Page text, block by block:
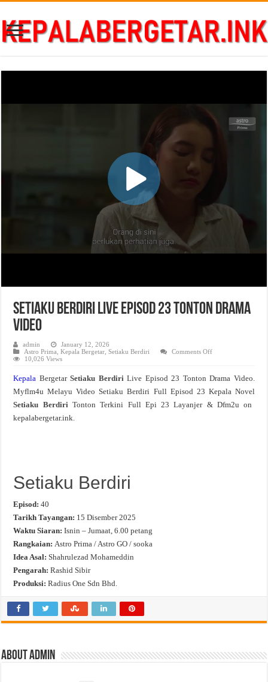
Setiaku Berdiri Live Episod 23 Tonton Drama
Video
admin
January 12, 2026
Astro Prima ,Kepala Bergetar ,Setiaku Berdiri Comments Offon
Episod
Tonton
Drama
Video
10,026 Views
Kepala BergetarSetiaku BerdiriLive Episod 23 Tonton Drama Video.
Myflm4u Melayu Video Setiaku Berdiri Full Episod 23 Kepala Novel
Setiaku Berdiri Tonton Terkini Full Epi 23 Layanjer & Dfm2u on
kepalabergetar.ink.
Setiaku Berdiri
Episod: 40
Tarikh Tayangan: 15 Disember 2025
Waktu Siaran: Isnin – Jumaat, 6.00 petang
Rangkaian: Astro Prima / Astro GO / sooka
Idea Asal: Shahrulezad Mohameddin
Pengarah: Rashid Sibir
Produksi: Radius One Sdn Bhd.
About admin